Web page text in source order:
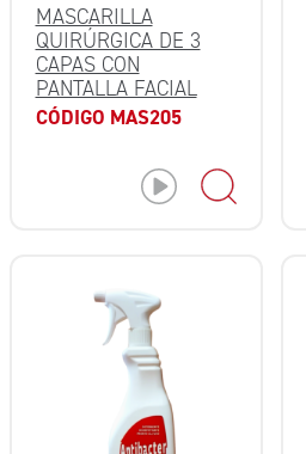
MASCARILLA
QUIRÚRGICA DE 3
CAPAS CON
PANTALLA FACIAL
CÓDIGO MAS205